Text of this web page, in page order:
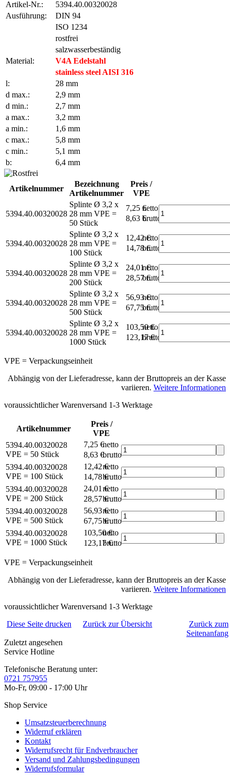
Artikel-Nr.:
5394.40.00320028
Ausführung:
DIN 94
ISO 1234
rostfrei
salzwasserbeständig
Material:
V4A Edelstahl
stainless steel AISI 316
l:
28 mm
d max.:
2,9 mm
d min.:
2,7 mm
a max.:
3,2 mm
a min.:
1,6 mm
c max.:
5,8 mm
c min.:
5,1 mm
b:
6,4 mm
Artikelnummer
Bezeichnung
Artikelnummer
Preis /
VPE
5394.40.00320028
Splinte Ø 3,2 x
28 mm VPE =
50 Stück
7,25 €netto
8,63 €brutto*
5394.40.00320028
Splinte Ø 3,2 x
28 mm VPE =
100 Stück
12,42 €
netto
14,78 €brutto*
5394.40.00320028
Splinte Ø 3,2 x
28 mm VPE =
200 Stück
24,01 €
netto
28,57 €brutto*
5394.40.00320028
Splinte Ø 3,2 x
28 mm VPE =
500 Stück
56,93 €
netto
67,75 €brutto*
5394.40.00320028
Splinte Ø 3,2 x
28 mm VPE =
1000 Stück
103,50 €
netto
123,17 €
brutto*
VPE = Verpackungseinheit
Abhängig von der Lieferadresse, kann der Bruttopreis an der Kasse
variieren. Weitere Informationen
voraussichtlicher Warenversand 1-3 Werktage
Artikelnummer
Preis /
VPE
5394.40.00320028
VPE = 50 Stück
7,25 €netto
8,63 €brutto*
5394.40.00320028
VPE = 100 Stück
12,42 €netto
14,78 €brutto*
5394.40.00320028
VPE = 200 Stück
24,01 €netto
28,57 €brutto*
5394.40.00320028
VPE = 500 Stück
56,93 €netto
67,75 €brutto*
5394.40.00320028
VPE = 1000 Stück
103,50 €
netto
123,17 €brutto*
VPE = Verpackungseinheit
Abhängig von der Lieferadresse, kann der Bruttopreis an der Kasse
variieren. Weitere Informationen
voraussichtlicher Warenversand 1-3 Werktage
Diese Seite drucken
Zurück zur Übersicht
Zurück zum
Seitenanfang
Zuletzt angesehen
Service Hotline
Telefonische Beratung unter:
0721 757955
Mo-Fr, 09:00 - 17:00 Uhr
Shop Service
Umsatzsteuerberechnung
Widerruf erklären
Kontakt
Widerrufsrecht für Endverbraucher
Versand und Zahlungsbedingungen
Widerrufsformular